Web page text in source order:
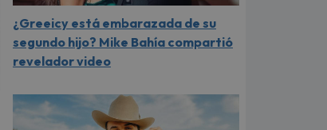
¿Greeicy está embarazada de su
segundo hijo? Mike Bahía compartió
revelador video